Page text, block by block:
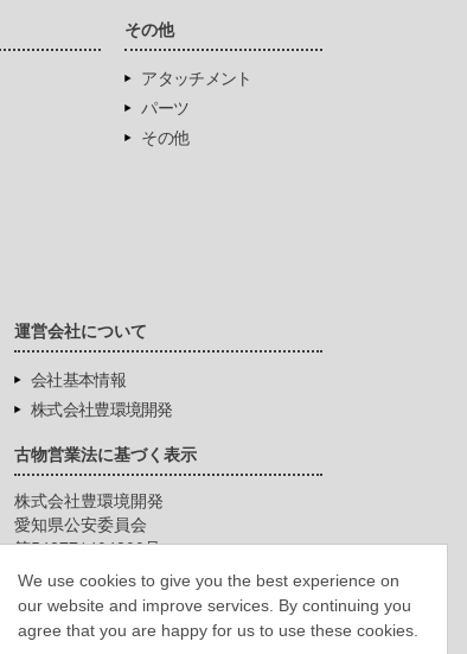
We use cookies to give you the best experience on
our website and improve services. By continuing you
agree that you are happy for us to use these cookies.
その他
アタッチメント
パーツ
その他
運営会社について
会社基本情報
株式会社豊環境開発
古物営業法に基づく表示
株式会社豊環境開発
愛知県公安委員会
第542771404200号